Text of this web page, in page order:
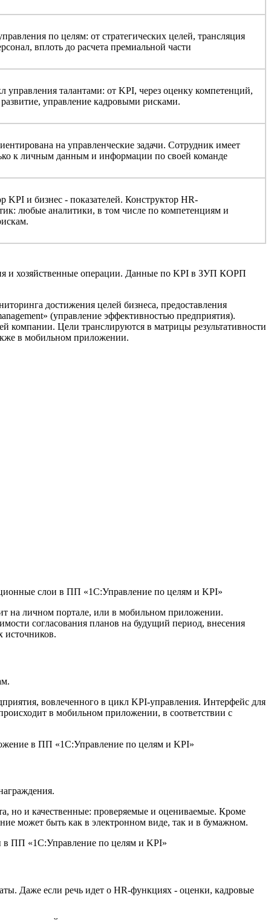
по целям: от стратегических целей, трансляция
вплоть до расчета премиальной части
талантами: от KPI, через оценку компетенций,
управление кадровыми рисками.
на управленческие задачи. Сотрудник имеет
к личным данным и информации по своей команде
KPI и бизнес - показателей. Конструктор HR-
любые аналитики, в том числе по компетенциям и
и хозяйственные операции. Данные по KPI в ЗУП КОРП
достижения целей бизнеса, предоставления
(управление эффективностью предприятия).
компании. Цели транслируются в матрицы результативности
в мобильном приложении.
слои в ПП «1С:Управление по целям и KPI»
на личном портале, или в мобильном приложении.
согласования планов на будущий период, внесения
источников.
вовлеченного в цикл KPI-управления. Интерфейс для
в мобильном приложении, в соответствии с
в ПП «1С:Управление по целям и KPI»
но и качественные: проверяемые и оцениваемые. Кроме
может быть как в электронном виде, так и в бумажном.
в ПП «1С:Управление по целям и KPI»
Даже если речь идет о HR-функциях - оценки, кадровые